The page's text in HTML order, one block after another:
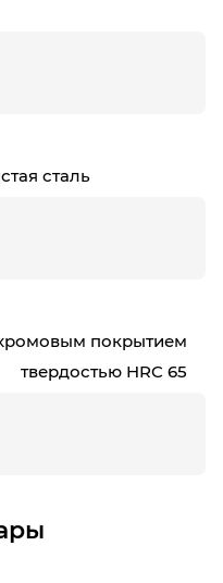
сталь
покрытием
твердостью HRC 65